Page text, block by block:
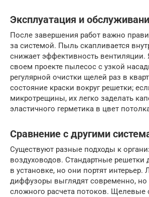
Эксплуатация и
После завершения работ важно
за системой. Пыль скапливается
снижает эффективность
своем проекте пылесос с узкой
регулярной очистки щелей раз в
состояние краски вокруг решетки;
микротрещины, их легко заделать
эластичного герметика в цвет
Сравнение с другими
Существуют разные подходы к
воздуховодов. Стандартные
в установке, но они портят
диффузоры выглядят современно, но
сложного расчета потоков. Щелевые